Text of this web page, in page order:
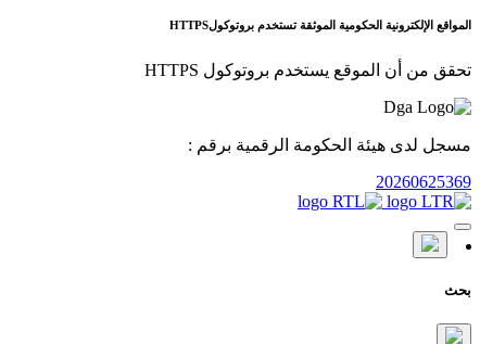
المواقع الإلكترونية الحكومية الموثقة تستخدم بروتوكولHTTPS
تحقق من أن الموقع يستخدم بروتوكول HTTPS
مسجل لدى هيئة الحكومة الرقمية برقم :
20260625369
بحث